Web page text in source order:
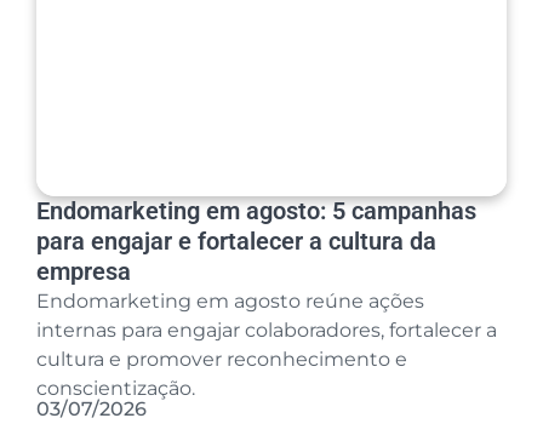
Endomarketing em agosto: 5 campanhas
para engajar e fortalecer a cultura da
empresa
Endomarketing em agosto reúne ações
internas para engajar colaboradores, fortalecer a
cultura e promover reconhecimento e
conscientização.
03/07/2026